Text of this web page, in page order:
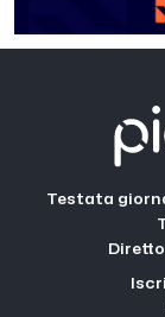
Testata